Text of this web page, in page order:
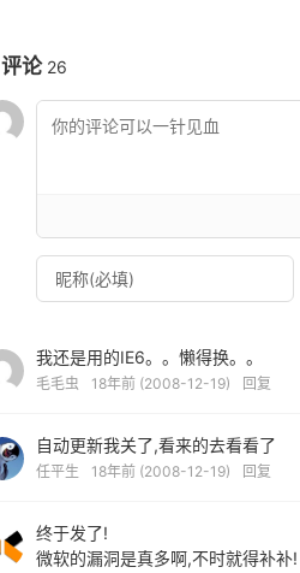
评论 26
我还是用的IE6。。懒得换。。
毛毛虫 18年前 (2008-12-19) 回复
自动更新我关了,看来的去看看了
任平生 18年前 (2008-12-19) 回复
终于发了!
微软的漏洞是真多啊,不时就得补补!